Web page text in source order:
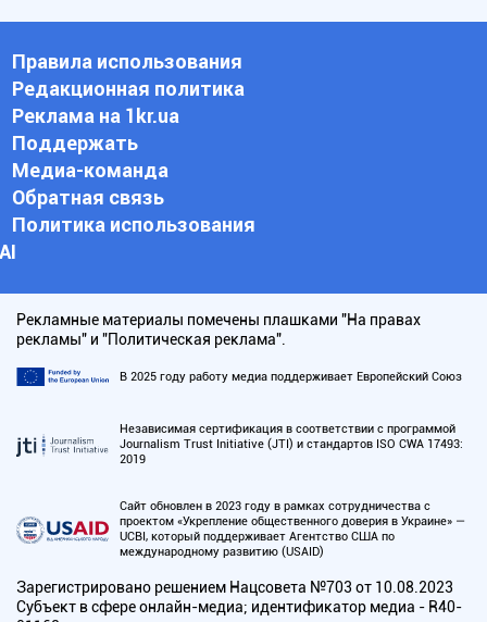
Правила использования
Редакционная политика
Реклама на 1kr.ua
Поддержать
Медиа-команда
Обратная связь
Политика использования
АI
Рекламные материалы помечены плашками "На правах
рекламы" и "Политическая реклама".
В 2025 году работу медиа поддерживает Европейский Союз
Независимая сертификация в соответствии с программой
Journalism Trust Initiative (JTI) и стандартов ISO CWA 17493:
2019
Сайт обновлен в 2023 году в рамках сотрудничества с
проектом «Укрепление общественного доверия в Украине» —
UCBI, который поддерживает Агентство США по
международному развитию (USAID)
Зарегистрировано решением Нацсовета №703 от 10.08.2023
Субъект в сфере онлайн-медиа; идентификатор медиа - R40-